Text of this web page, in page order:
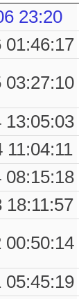
TOD
AMT
CCT
SPD
MMP1
SNS1
23:20
01:46:17
03:27:10
13:05:03
11:04:11
08:15:18
18:11:57
00:50:14
05:45:19